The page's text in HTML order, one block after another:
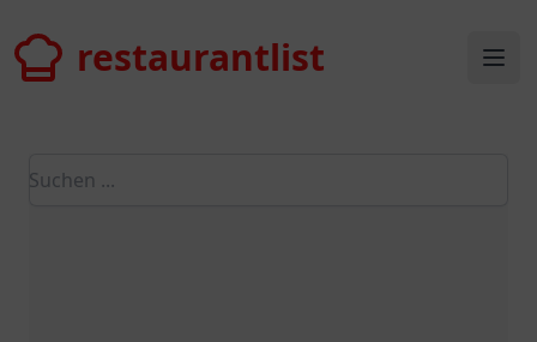
restaurantlistrestaurantlist